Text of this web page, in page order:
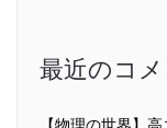
最近のコメ
【物理の世界】